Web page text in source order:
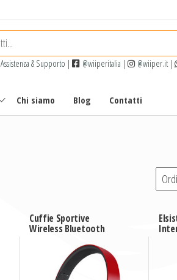
Assistenza & Supporto | @wiiperitalia | @wiiper.it |
Chi siamo Blog Contatti
Cuffie Sportive
Wireless Bluetooth